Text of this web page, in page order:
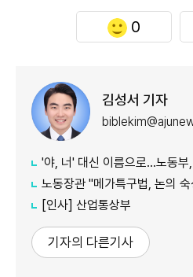
0
김성서 기자
'야, 너' 대신 이름으로…노동부, 충
노동장관 "메가특구법, 논의 숙성 중…노
[인사] 산업통상부
기자의 다른기사